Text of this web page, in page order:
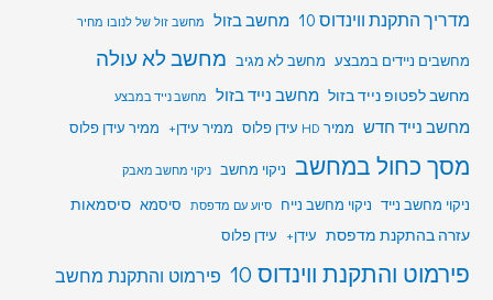
מדריך התקנת ווינדוס 10 מחשב בזול מחשב זול של לנובו מחיר
מחשבים ניידים במבצע מחשב לא מגיב מחשב לא עולה
מחשב לפטופ נייד בזול מחשב נייד בזול מחשב נייד במבצע
מחשב נייד חדש ממיר HD עידן פלוס ממיר עידן+ ממיר עידן פלוס
מסך כחול במחשב ניקוי מחשב ניקוי מחשב מאבק
ניקוי מחשב נייד ניקוי מחשב נייח סיוע עם מדפסת סיסמא סיסמאות
עזרה בהתקנת מדפסת עידן+ עידן פלוס
פירמוט והתקנת ווינדוס 10 פירמוט והתקנת מחשב